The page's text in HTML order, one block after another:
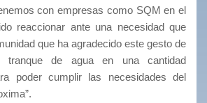
con empresas como SQM en el
reaccionar ante una necesidad que
que ha agradecido este gesto de
tranque de agua en una cantidad
poder cumplir las necesidades del